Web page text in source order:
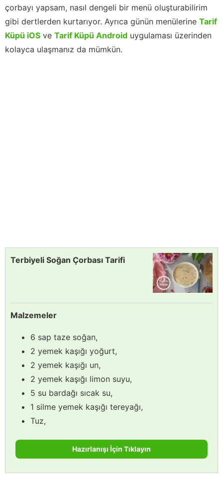
çorbayı yapsam, nasıl dengeli bir menü oluşturabilirim
gibi dertlerden kurtarıyor. Ayrıca günün menülerine Tarif
Küpü iOS ve Tarif Küpü Android uygulaması üzerinden
kolayca ulaşmanız da mümkün.
Terbiyeli Soğan Çorbası Tarifi
Malzemeler
6 sap taze soğan,
2 yemek kaşığı yoğurt,
2 yemek kaşığı un,
2 yemek kaşığı limon suyu,
5 su bardağı sıcak su,
1 silme yemek kaşığı tereyağı,
Tuz,
Hazırlanışı İçin Tıklayın